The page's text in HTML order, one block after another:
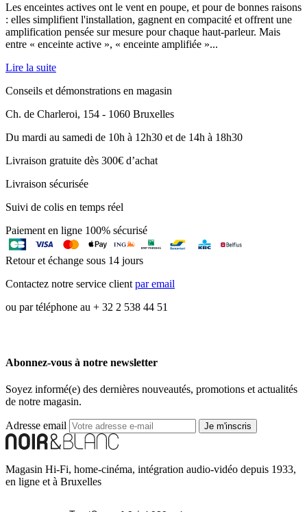
Les enceintes actives ont le vent en poupe, et pour de bonnes raisons
: elles simplifient l'installation, gagnent en compacité et offrent une
amplification pensée sur mesure pour chaque haut-parleur. Mais
entre « enceinte active », « enceinte amplifiée »...
Lire la suite
Conseils et démonstrations en magasin
Ch. de Charleroi, 154 - 1060 Bruxelles
Du mardi au samedi de 10h à 12h30 et de 14h à 18h30
Livraison gratuite dès 300€ d’achat
Livraison sécurisée
Suivi de colis en temps réel
Paiement en ligne 100% sécurisé
Retour et échange sous 14 jours
Contactez notre service clientpar email
ou par téléphone au + 32 2 538 44 51
Abonnez-vous à notre newsletter
Soyez informé(e) des dernières nouveautés, promotions et actualités
de notre magasin.
Adresse email Je m'inscris
Magasin Hi-Fi, home-cinéma, intégration audio-vidéo depuis 1933,
en ligne et à Bruxelles